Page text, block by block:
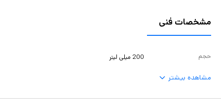
مشخصات فنی
حجم 200 میلی لیتر
مشاهده بیشتر